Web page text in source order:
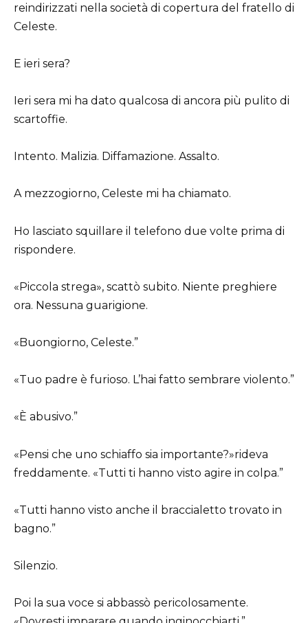
reindirizzati nella società di copertura del fratello di
Celeste.
E ieri sera?
Ieri sera mi ha dato qualcosa di ancora più pulito di
scartoffie.
Intento. Malizia. Diffamazione. Assalto.
A mezzogiorno, Celeste mi ha chiamato.
Ho lasciato squillare il telefono due volte prima di
rispondere.
«Piccola strega», scattò subito. Niente preghiere
ora. Nessuna guarigione.
«Buongiorno, Celeste.”
«Tuo padre è furioso. L’hai fatto sembrare violento.”
«È abusivo.”
«Pensi che uno schiaffo sia importante?»rideva
freddamente. «Tutti ti hanno visto agire in colpa.”
«Tutti hanno visto anche il braccialetto trovato in
bagno.”
Silenzio.
Poi la sua voce si abbassò pericolosamente.